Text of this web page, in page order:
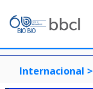
Internacional >